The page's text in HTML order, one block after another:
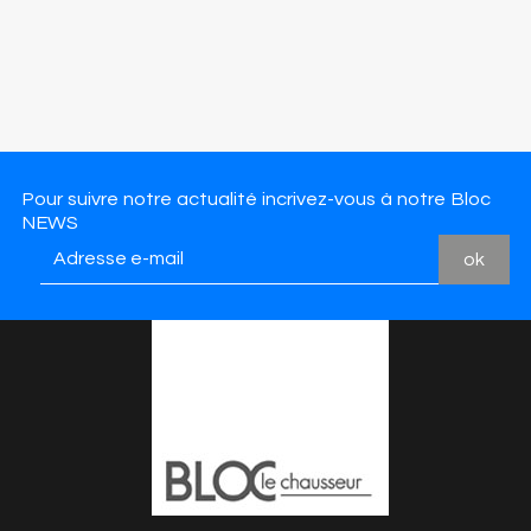
Pour suivre notre actualité incrivez-vous à notre Bloc
NEWS